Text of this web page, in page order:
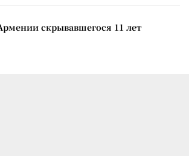
скрывавшегося 11 лет